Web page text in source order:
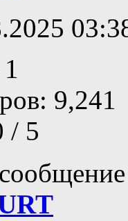
9,241
/ 5